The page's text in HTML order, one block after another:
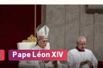
Pape Léon XIV